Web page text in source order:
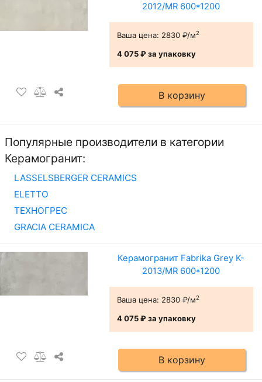
2012/MR 600*1200
Ваша цена: 2830 ₽/м2
4 075 ₽за упаковку
В корзину
Популярные производители в категории
Керамогранит:
LASSELSBERGER CERAMICS
ELETTO
ТЕХНОГРЕС
GRACIA CERAMICA
Керамогранит Fabrika Grey K-
2013/MR 600*1200
Ваша цена: 2830 ₽/м2
4 075 ₽за упаковку
В корзину